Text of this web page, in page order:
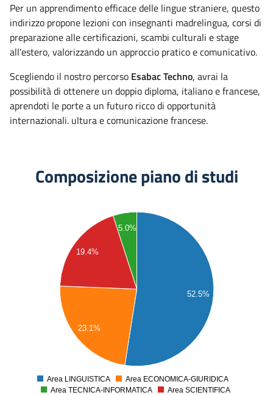
Per un apprendimento efficace delle lingue straniere, questo
indirizzo propone lezioni con insegnanti madrelingua, corsi di
preparazione alle certificazioni, scambi culturali e stage
all'estero, valorizzando un approccio pratico e comunicativo.
Scegliendo il nostro percorso Esabac Techno, avrai la
possibilità di ottenere un doppio diploma, italiano e francese,
aprendoti le porte a un futuro ricco di opportunità
internazionali. ultura e comunicazione francese.
Composizione piano di studi
52.5%
23.1%
5.0%
19.4%
Area LINGUISTICA
Area ECONOMICA-GIURIDICA
Area TECNICA-INFORMATICA
Area SCIENTIFICA